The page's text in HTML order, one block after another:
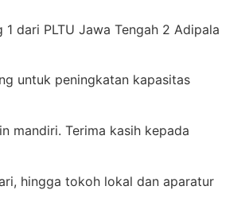
dari PLTU Jawa Tengah 2 Adipala
untuk peningkatan kapasitas
mandiri. Terima kasih kepada
hingga tokoh lokal dan aparatur